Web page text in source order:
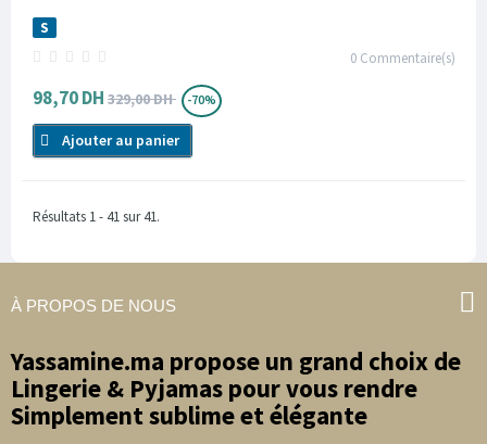
S
0 Commentaire(s)
98,70 DH 329,00 DH -70%
Ajouter au panier
Résultats 1 - 41 sur 41.
À PROPOS DE NOUS
Yassamine.ma propose un grand choix de
Lingerie & Pyjamas pour vous rendre
Simplement sublime et élégante